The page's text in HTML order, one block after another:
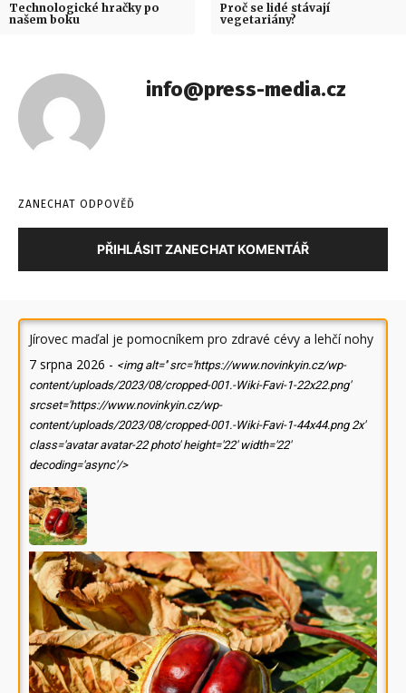
Technologické hračky po
našem boku
Proč se lidé stávají
vegetariány?
info@press-media.cz
ZANECHAT ODPOVĚĎ
PŘIHLÁSIT ZANECHAT KOMENTÁŘ
Jírovec maďal je pomocníkem pro zdravé cévy a lehčí nohy
7 srpna 2026 - <img alt='' src='https://www.novinkyin.cz/wp-
content/uploads/2023/08/cropped-001.-Wiki-Favi-1-22x22.png'
srcset='https://www.novinkyin.cz/wp-
content/uploads/2023/08/cropped-001.-Wiki-Favi-1-44x44.png 2x'
class='avatar avatar-22 photo' height='22' width='22'
decoding='async'/>